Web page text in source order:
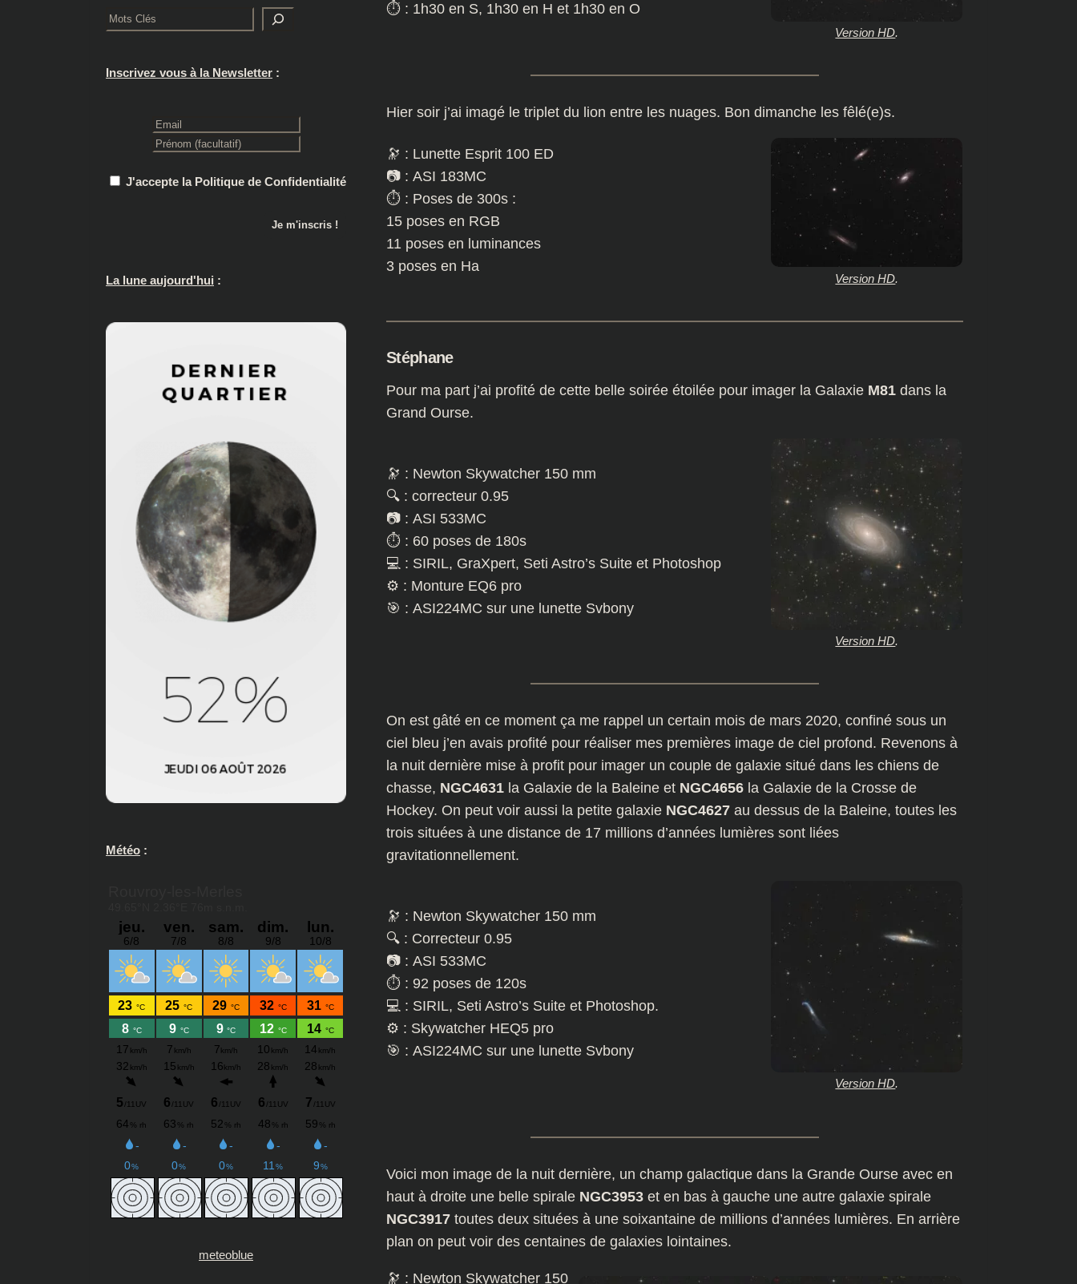
⏱️ : 1h30 en S, 1h30 en H et 1h30 en O
Version HD.
Hier soir j’ai imagé le triplet du lion entre les nuages. Bon dimanche les fêlé(e)s.
🔭 : Lunette Esprit 100 ED
📷 : ASI 183MC
⏱️ : Poses de 300s :
15 poses en RGB
11 poses en luminances
3 poses en Ha
Version HD.
Stéphane
Pour ma part j’ai profité de cette belle soirée étoilée pour imager la Galaxie M81 dans la
Grand Ourse.
🔭 : Newton Skywatcher 150 mm
🔍 : correcteur 0.95
📷 : ASI 533MC
⏱️ : 60 poses de 180s
💻 : SIRIL, GraXpert, Seti Astro’s Suite et Photoshop
⚙️ : Monture EQ6 pro
🎯 : ASI224MC sur une lunette Svbony
Version HD.
On est gâté en ce moment ça me rappel un certain mois de mars 2020, confiné sous un
ciel bleu j’en avais profité pour réaliser mes premières image de ciel profond. Revenons à
la nuit dernière mise à profit pour imager un couple de galaxie situé dans les chiens de
chasse, NGC4631 la Galaxie de la Baleine et NGC4656 la Galaxie de la Crosse de
Hockey. On peut voir aussi la petite galaxie NGC4627 au dessus de la Baleine, toutes les
trois situées à une distance de 17 millions d’années lumières sont liées
gravitationnellement.
🔭 : Newton Skywatcher 150 mm
🔍 : Correcteur 0.95
📷 : ASI 533MC
⏱️ : 92 poses de 120s
💻 : SIRIL, Seti Astro’s Suite et Photoshop.
⚙️ : Skywatcher HEQ5 pro
🎯 : ASI224MC sur une lunette Svbony
Version HD.
Voici mon image de la nuit dernière, un champ galactique dans la Grande Ourse avec en
haut à droite une belle spirale NGC3953 et en bas à gauche une autre galaxie spirale
NGC3917 toutes deux situées à une soixantaine de millions d’années lumières. En arrière
plan on peut voir des centaines de galaxies lointaines.
🔭 : Newton Skywatcher 150
Rechercher
Inscrivez vous à la Newsletter :
J'accepte la Politique de Confidentialité
La lune aujourd'hui :
Météo :
meteoblue